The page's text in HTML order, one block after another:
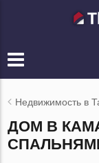
Недвижимость в
ДОМ В